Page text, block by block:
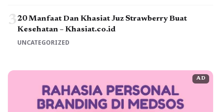
320 Manfaat Dan Khasiat Juz Strawberry Buat
Kesehatan – Khasiat.co.id
UNCATEGORIZED
AD